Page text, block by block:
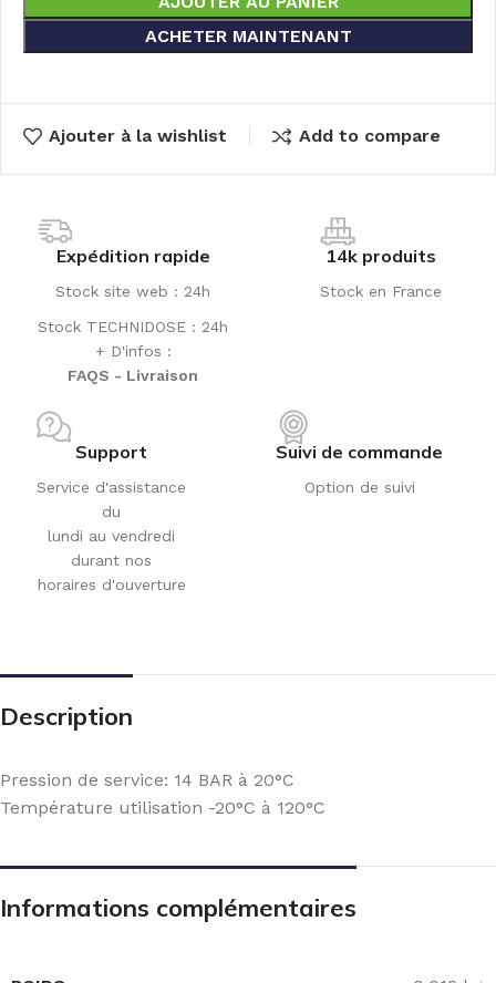
ACHETER MAINTENANT
Ajouter à la wishlist Add to compare
Expédition rapide
Stock site web : 24h
Stock TECHNIDOSE : 24h
+ D'infos :
FAQS - Livraison
14k produits
Stock en France
Support
Service d'assistance
du
lundi au vendredi
durant nos
horaires d'ouverture
Suivi de commande
Option de suivi
Description
Pression de service: 14 BAR à 20°C
Température utilisation -20°C à 120°C
Informations complémentaires